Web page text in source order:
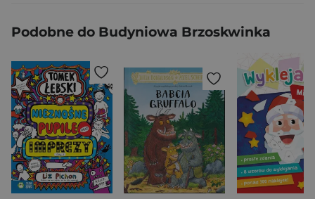
Podobne do Budyniowa Brzoskwinka